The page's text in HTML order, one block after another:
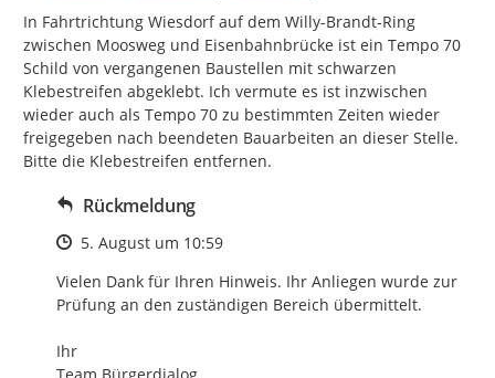
In Fahrtrichtung Wiesdorf auf dem Willy-Brandt-Ring
zwischen Moosweg und Eisenbahnbrücke ist ein Tempo 70
Schild von vergangenen Baustellen mit schwarzen
Klebestreifen abgeklebt. Ich vermute es ist inzwischen
wieder auch als Tempo 70 zu bestimmten Zeiten wieder
freigegeben nach beendeten Bauarbeiten an dieser Stelle.
Bitte die Klebestreifen entfernen.
Rückmeldung
Zeitpunkt des Erstellens
5. August um 10:59
Vielen Dank für Ihren Hinweis. Ihr Anliegen wurde zur
Prüfung an den zuständigen Bereich übermittelt.
Ihr